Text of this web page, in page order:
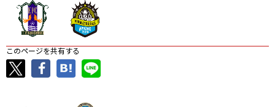
このページを共有する